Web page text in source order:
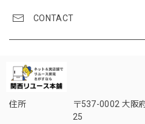
CONTACT
住所
〒537-0002 大阪
25